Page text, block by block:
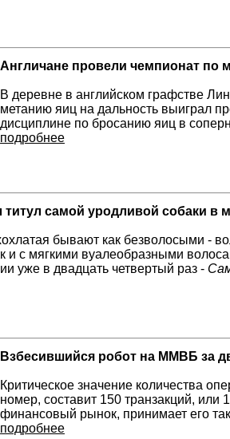
Англичане провели чемпионат по
В деревне в английском графстве
метанию яиц на дальность выиграл
дисциплине по бросанию яиц в
подробнее
самой уродливой собаки в
бывают как безволосыми -
и с мягкими вуалеобразными
уже в двадцать четвертый раз -
Взбесившийся робот на ММВБ за
Критическое значение количества
номер, составит 150 транзакций, или
финансовый рынок, принимает его
подробнее